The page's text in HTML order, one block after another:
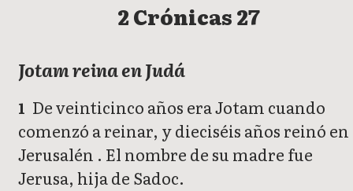
2 Crónicas 27
Jotam reina en Judá
1 De veinticinco años era Jotam cuando
comenzó a reinar, y dieciséis años reinó en
Jerusalén . El nombre de su madre fue
Jerusa, hija de Sadoc.